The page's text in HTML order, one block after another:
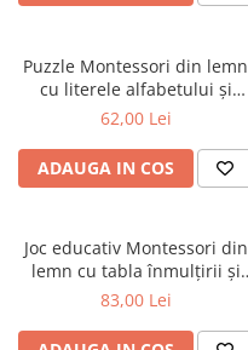
Puzzle Montessori din lemn
cu literele alfabetului și
potrivire forme
62,00 Lei
ADAUGA IN COS
Joc educativ Montessori din
lemn cu tabla înmulțirii și
împărțirii, 224 piese
83,00 Lei